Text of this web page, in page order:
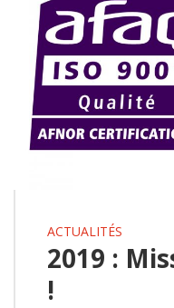
ACTUALITÉS
2019 :
!